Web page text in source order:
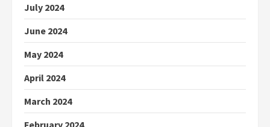
July 2024
June 2024
May 2024
April 2024
March 2024
February 2024